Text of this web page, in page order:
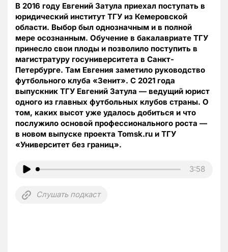
В 2016 году Евгений Затула приехал поступать в
юридический институт ТГУ из Кемеровской
области. Выбор был однозначным и в полной
мере осознанным. Обучение в бакалавриате ТГУ
принесло свои плоды и позволило поступить в
магистратуру госуниверситета в Санкт-
Петербурге. Там Евгения заметило руководство
футбольного клуба «Зенит». C 2021 года
выпускник ТГУ Евгений Затула — ведущий юрист
одного из главных футбольных клубов страны. О
том, каких высот уже удалось добиться и что
послужило основой профессионального роста —
в новом выпуске проекта Tomsk.ru и ТГУ
«Университет без границ».
3:58
Слушать подкаст